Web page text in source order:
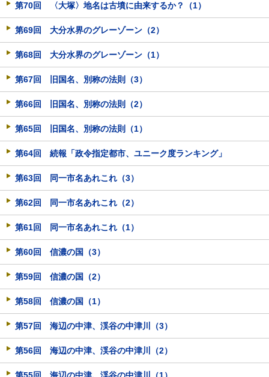
第70回 〈大塚〉地名は古墳に由来するか？（1）
第69回 大分水界のグレーゾーン（2）
第68回 大分水界のグレーゾーン（1）
第67回 旧国名、別称の法則（3）
第66回 旧国名、別称の法則（2）
第65回 旧国名、別称の法則（1）
第64回 続報「政令指定都市、ユニーク度ランキング」
第63回 同一市名あれこれ（3）
第62回 同一市名あれこれ（2）
第61回 同一市名あれこれ（1）
第60回 信濃の国（3）
第59回 信濃の国（2）
第58回 信濃の国（1）
第57回 海辺の中津、渓谷の中津川（3）
第56回 海辺の中津、渓谷の中津川（2）